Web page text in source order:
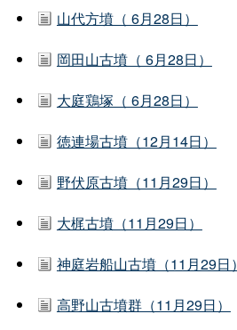
山代方墳（ 6月28日）
岡田山古墳（ 6月28日）
大庭鶏塚（ 6月28日）
徳連場古墳（12月14日）
野伏原古墳（11月29日）
大梶古墳（11月29日）
神庭岩船山古墳（11月29日）
高野山古墳群（11月29日）